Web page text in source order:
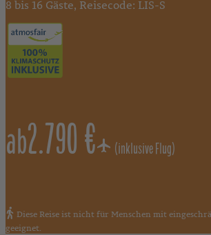
8 bis 16 Gäste, Reisecode: LIS-S
ab2.790 € (inklusive Flug)
Diese Reise ist nicht für Menschen mit
geeignet.